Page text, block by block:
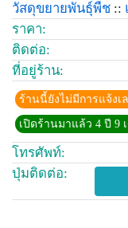
วัสดุขยายพันธุ์พืช ::
ราคา:
ติดต่อ:
ที่อยู่ร้าน:
ร้านนี้ยังไม่มีการแจ้ง
เปิดร้านมาแล้ว 4 ปี 9
โทรศัพท์:
ปุ่มติดต่อ: